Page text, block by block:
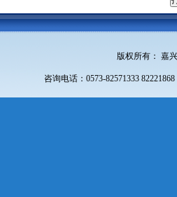
版权所有： 嘉
咨询电话：0573-82571333